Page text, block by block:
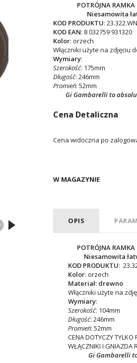
POTRÓJNA RAMKA
Niesamowita
KOD PRODUKTU: 23.322.WN
KOD EAN: 8 032759 931320
Kolor: orzech
Włączniki użyte na zdjęciu
Wymiary:
Szerokość: 175mm
Długość: 246mm
Promień: 52mm
Gi Gambarelli to
Cena Detaliczna
Cena widoczna po
W MAGAZYNIE
OPIS
POTRÓJNA RAMKA
Niesamowita
KOD PRODUKTU:
Kolor: orzech
Materiał: drewno
Włączniki użyte na
Wymiary:
Szerokość: 104mm
Długość: 246mm
Promień: 52mm
CENA DOTYCZY TYLKO
WŁĄCZNIKI I GNIAZDA
Gi Gambarelli